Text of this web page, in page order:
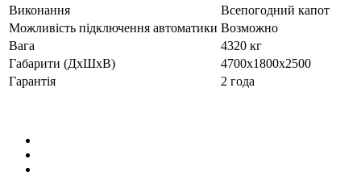
Виконання
Всепогодний капот
Можливість підключення автоматики Возможно
Вага
4320 кг
Габарити (ДхШхВ)
4700x1800x2500
Гарантія
2 года